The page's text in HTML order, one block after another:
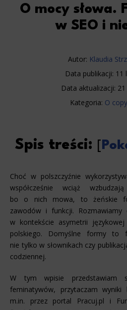
O mocy słowa.
w SEO i
Autor: Klaudia
Data publikacji: 11
Data aktualizacji:
Kategoria: O
Spis treści:
Choć w polszczyźnie
współcześnie wciąż
bo o nich mowa, to żeńskie
zawodów i funkcji.
w kontekście asymetrii
polskiego. Domyślne formy to
nie tylko w słownikach czy
codziennej.
W tym wpisie przedstawiam
feminatywów, przytaczam wyniki
m.in. przez portal Pracuj.pl i